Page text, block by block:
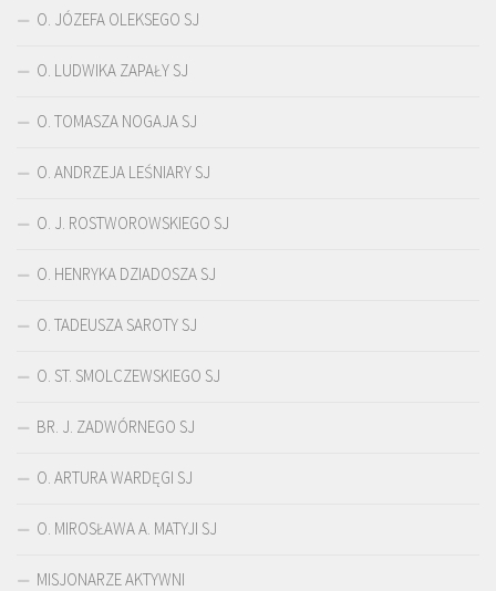
O. JÓZEFA OLEKSEGO SJ
O. LUDWIKA ZAPAŁY SJ
O. TOMASZA NOGAJA SJ
O. ANDRZEJA LEŚNIARY SJ
O. J. ROSTWOROWSKIEGO SJ
O. HENRYKA DZIADOSZA SJ
O. TADEUSZA SAROTY SJ
O. ST. SMOLCZEWSKIEGO SJ
BR. J. ZADWÓRNEGO SJ
O. ARTURA WARDĘGI SJ
O. MIROSŁAWA A. MATYJI SJ
MISJONARZE AKTYWNI